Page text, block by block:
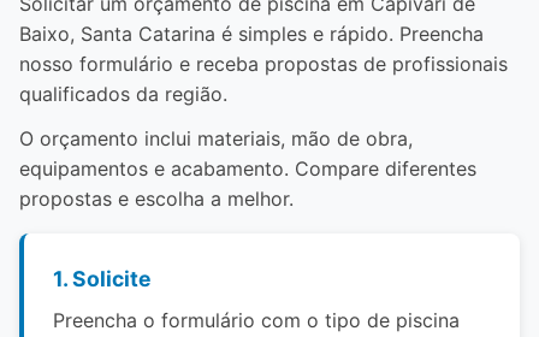
Baixo, Santa Catarina é simples e rápido. Preencha
nosso formulário e receba propostas de profissionais
qualificados da região.
O orçamento inclui materiais, mão de obra,
equipamentos e acabamento. Compare diferentes
propostas e escolha a melhor.
1. Solicite
Preencha o formulário com o tipo de piscina